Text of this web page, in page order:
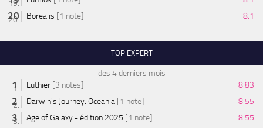
Borealis [1 note] 8.1
TOP EXPERT
des 4 derniers mois
Luthier [3 notes]
8.83
Darwin's Journey: Oceania [1 note]
8.55
Age of Galaxy - édition 2025 [1 note]
8.55